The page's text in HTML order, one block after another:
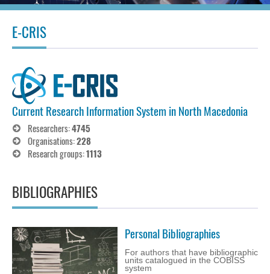
E-CRIS
Current Research Information System in North Macedonia
Researchers:4745
Organisations:228
Research groups:1113
BIBLIOGRAPHIES
Personal Bibliographies
For authors that have bibliographic
units catalogued in the COBISS
system